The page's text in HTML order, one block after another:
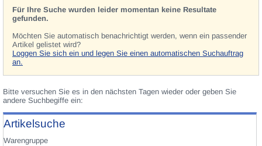
Für Ihre Suche wurden leider momentan keine Resultate
gefunden.
Möchten Sie automatisch benachrichtigt werden, wenn ein passender
Artikel gelistet wird?
Loggen Sie sich ein und legen Sie einen automatischen Suchauftrag
an.
Bitte versuchen Sie es in den nächsten Tagen wieder oder geben Sie
andere Suchbegiffe ein:
Artikelsuche
Warengruppe